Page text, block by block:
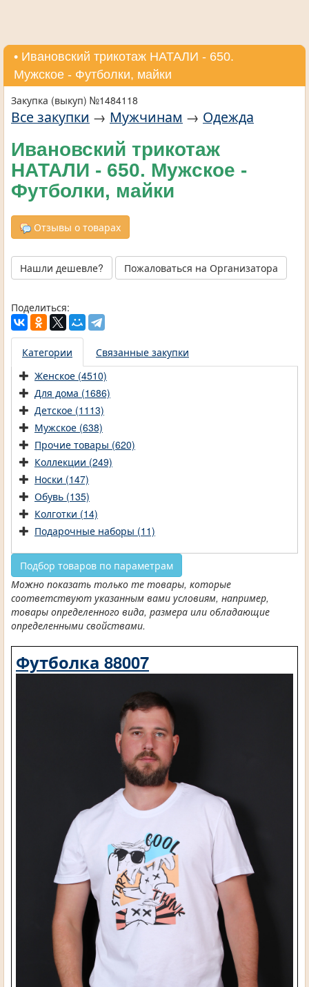
• Ивановский трикотаж НАТАЛИ - 650.
Мужское - Футболки, майки
Закупка (выкуп) №1484118
Все закупки → Мужчинам → Одежда
Ивановский трикотаж
НАТАЛИ - 650. Мужское -
Футболки, майки
Отзывы о товарах
Нашли дешевле? Пожаловаться на Организатора
Поделиться:
Категории
Связанные закупки
Женское (4510)
Для дома (1686)
Детское (1113)
Мужское (638)
Прочие товары (620)
Коллекции (249)
Носки (147)
Обувь (135)
Колготки (14)
Подарочные наборы (11)
Подбор товаров по параметрам
Можно показать только те товары, которые
соответствуют указанным вами условиям, например,
товары определенного вида, размера или обладающие
определенными свойствами.
Футболка 88007